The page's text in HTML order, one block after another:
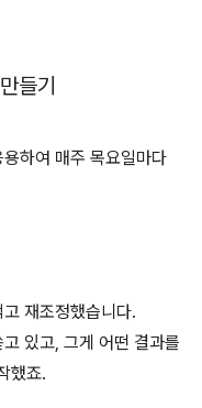
들기
하여 매주 목요일마다
재조정했습니다.
있고, 그게 어떤 결과를
했죠.